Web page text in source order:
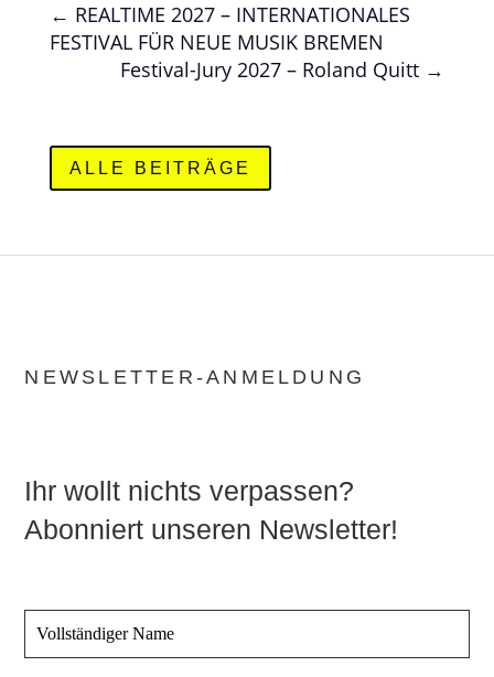
← REALTIME 2027 – INTERNATIONALES
FESTIVAL FÜR NEUE MUSIK BREMEN
Festival-Jury 2027 – Roland Quitt →
ALLE BEITRÄGE
NEWSLETTER-ANMELDUNG
Ihr wollt nichts verpassen?
Abonniert unseren Newsletter!